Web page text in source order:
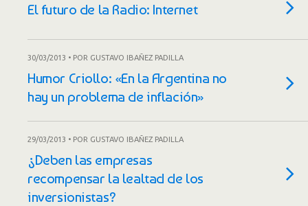
El futuro de la Radio: Internet
30/03/2013 • POR GUSTAVO IBAÑEZ PADILLA
Humor Criollo: «En la Argentina no
hay un problema de inflación»
29/03/2013 • POR GUSTAVO IBAÑEZ PADILLA
¿Deben las empresas
recompensar la lealtad de los
inversionistas?